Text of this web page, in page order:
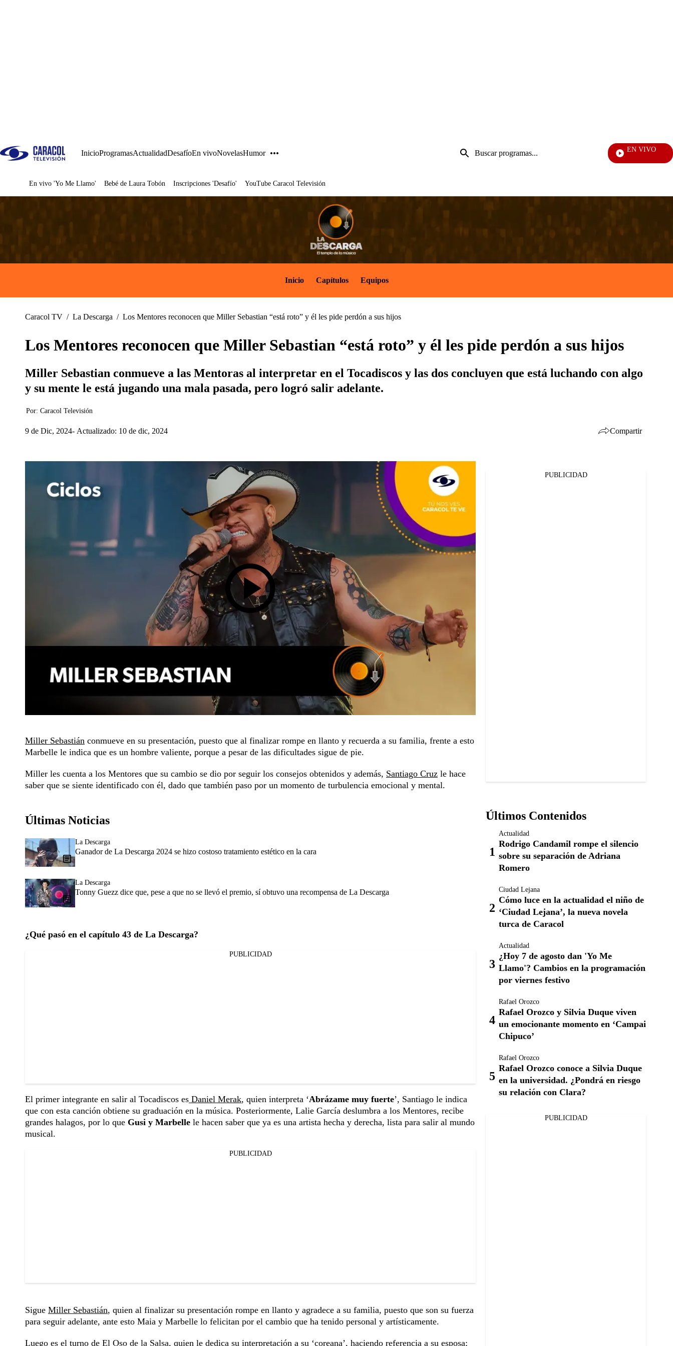
InicioProgramasActualidadDesafíoEn vivoNovelasHumor
Entrada
de
EN VIVO
Día A
Juegos
En vivo 'Yo Me Llamo' Bebé de Laura Tobón Inscripciones 'Desafío' YouTube Caracol Televisión
Inicio Capítulos Equipos
Caracol TV / La Descarga / Los Mentores reconocen que Miller Sebastian “está roto” y él les pide perdón a sus hijos
Los Mentores reconocen que Miller Sebastian “está roto” y él les pide perdón a sus hijos
Miller Sebastian conmueve a las Mentoras al interpretar en el Tocadiscos y las dos concluyen que está luchando con algo
y su mente le está jugando una mala pasada, pero logró salir adelante.
Por: Caracol Televisión
9 de Dic, 2024 Actualizado: 10 de dic, 2024 Compartir
Miller Sebastián conmueve en su presentación, puesto que al finalizar rompe en llanto y recuerda a su familia, frente a esto
Marbelle le indica que es un hombre valiente, porque a pesar de las dificultades sigue de pie.
Miller les cuenta a los Mentores que su cambio se dio por seguir los consejos obtenidos y además, Santiago Cruz le hace
saber que se siente identificado con él, dado que también paso por un momento de turbulencia emocional y mental.
Últimas Noticias
La Descarga
Ganador de La Descarga 2024 se hizo costoso tratamiento estético en la cara
La Descarga
Tonny Guezz dice que, pese a que no se llevó el premio, sí obtuvo una recompensa de La Descarga
¿Qué pasó en el capítulo 43 de La Descarga?
PUBLICIDAD
El primer integrante en salir al Tocadiscos es Daniel Merak, quien interpreta ‘Abrázame muy fuerte’, Santiago le indica
que con esta canción obtiene su graduación en la música. Posteriormente, Lalie García deslumbra a los Mentores, recibe
grandes halagos, por lo que Gusi y Marbelle le hacen saber que ya es una artista hecha y derecha, lista para salir al mundo
musical.
PUBLICIDAD
Sigue Miller Sebastián, quien al finalizar su presentación rompe en llanto y agradece a su familia, puesto que son su fuerza
para seguir adelante, ante esto Maia y Marbelle lo felicitan por el cambio que ha tenido personal y artísticamente.
Luego es el turno de El Oso de la Salsa, quien le dedica su interpretación a su ‘coreana’, haciendo referencia a su esposa;
PUBLICIDAD
Últimos Contenidos
Actualidad
Rodrigo Candamil rompe el silencio
sobre su separación de Adriana
Romero
Ciudad Lejana
Cómo luce en la actualidad el niño de
‘Ciudad Lejana’, la nueva novela
turca de Caracol
Actualidad
¿Hoy 7 de agosto dan 'Yo Me
Llamo'? Cambios en la programación
por viernes festivo
Rafael Orozco
Rafael Orozco y Silvia Duque viven
un emocionante momento en ‘Campai
Chipuco’
Rafael Orozco
Rafael Orozco conoce a Silvia Duque
en la universidad. ¿Pondrá en riesgo
su relación con Clara?
PUBLICIDAD